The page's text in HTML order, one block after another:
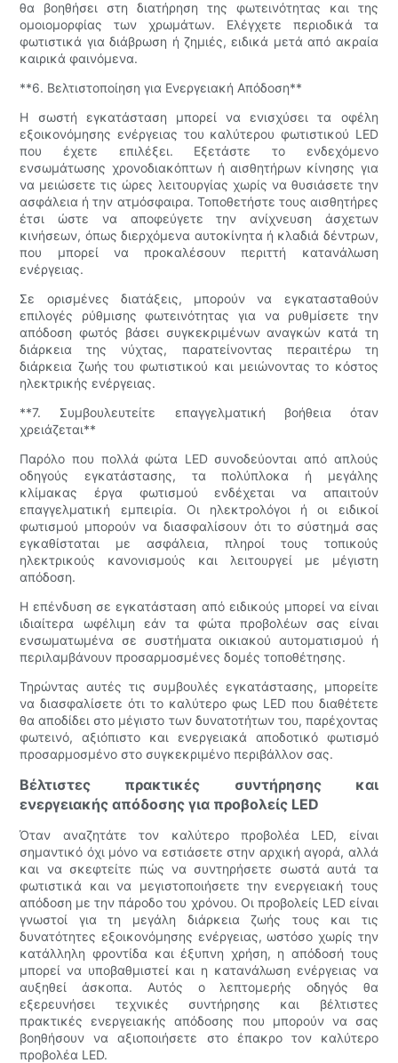
θα βοηθήσει στη διατήρηση της φωτεινότητας και της
ομοιομορφίας των χρωμάτων. Ελέγχετε περιοδικά τα
φωτιστικά για διάβρωση ή ζημιές, ειδικά μετά από ακραία
καιρικά φαινόμενα.
**6. Βελτιστοποίηση για Ενεργειακή Απόδοση**
Η σωστή εγκατάσταση μπορεί να ενισχύσει τα οφέλη
εξοικονόμησης ενέργειας του καλύτερου φωτιστικού LED
που έχετε επιλέξει. Εξετάστε το ενδεχόμενο
ενσωμάτωσης χρονοδιακόπτων ή αισθητήρων κίνησης για
να μειώσετε τις ώρες λειτουργίας χωρίς να θυσιάσετε την
ασφάλεια ή την ατμόσφαιρα. Τοποθετήστε τους αισθητήρες
έτσι ώστε να αποφεύγετε την ανίχνευση άσχετων
κινήσεων, όπως διερχόμενα αυτοκίνητα ή κλαδιά δέντρων,
που μπορεί να προκαλέσουν περιττή κατανάλωση
ενέργειας.
Σε ορισμένες διατάξεις, μπορούν να εγκατασταθούν
επιλογές ρύθμισης φωτεινότητας για να ρυθμίσετε την
απόδοση φωτός βάσει συγκεκριμένων αναγκών κατά τη
διάρκεια της νύχτας, παρατείνοντας περαιτέρω τη
διάρκεια ζωής του φωτιστικού και μειώνοντας το κόστος
ηλεκτρικής ενέργειας.
**7. Συμβουλευτείτε επαγγελματική βοήθεια όταν
χρειάζεται**
Παρόλο που πολλά φώτα LED συνοδεύονται από απλούς
οδηγούς εγκατάστασης, τα πολύπλοκα ή μεγάλης
κλίμακας έργα φωτισμού ενδέχεται να απαιτούν
επαγγελματική εμπειρία. Οι ηλεκτρολόγοι ή οι ειδικοί
φωτισμού μπορούν να διασφαλίσουν ότι το σύστημά σας
εγκαθίσταται με ασφάλεια, πληροί τους τοπικούς
ηλεκτρικούς κανονισμούς και λειτουργεί με μέγιστη
απόδοση.
Η επένδυση σε εγκατάσταση από ειδικούς μπορεί να είναι
ιδιαίτερα ωφέλιμη εάν τα φώτα προβολέων σας είναι
ενσωματωμένα σε συστήματα οικιακού αυτοματισμού ή
περιλαμβάνουν προσαρμοσμένες δομές τοποθέτησης.
Τηρώντας αυτές τις συμβουλές εγκατάστασης, μπορείτε
να διασφαλίσετε ότι το καλύτερο φως LED που διαθέτετε
θα αποδίδει στο μέγιστο των δυνατοτήτων του, παρέχοντας
φωτεινό, αξιόπιστο και ενεργειακά αποδοτικό φωτισμό
προσαρμοσμένο στο συγκεκριμένο περιβάλλον σας.
Βέλτιστες πρακτικές συντήρησης και
ενεργειακής απόδοσης για προβολείς LED
Όταν αναζητάτε τον καλύτερο προβολέα LED, είναι
σημαντικό όχι μόνο να εστιάσετε στην αρχική αγορά, αλλά
και να σκεφτείτε πώς να συντηρήσετε σωστά αυτά τα
φωτιστικά και να μεγιστοποιήσετε την ενεργειακή τους
απόδοση με την πάροδο του χρόνου. Οι προβολείς LED είναι
γνωστοί για τη μεγάλη διάρκεια ζωής τους και τις
δυνατότητες εξοικονόμησης ενέργειας, ωστόσο χωρίς την
κατάλληλη φροντίδα και έξυπνη χρήση, η απόδοσή τους
μπορεί να υποβαθμιστεί και η κατανάλωση ενέργειας να
αυξηθεί άσκοπα. Αυτός ο λεπτομερής οδηγός θα
εξερευνήσει τεχνικές συντήρησης και βέλτιστες
πρακτικές ενεργειακής απόδοσης που μπορούν να σας
βοηθήσουν να αξιοποιήσετε στο έπακρο τον καλύτερο
προβολέα LED.